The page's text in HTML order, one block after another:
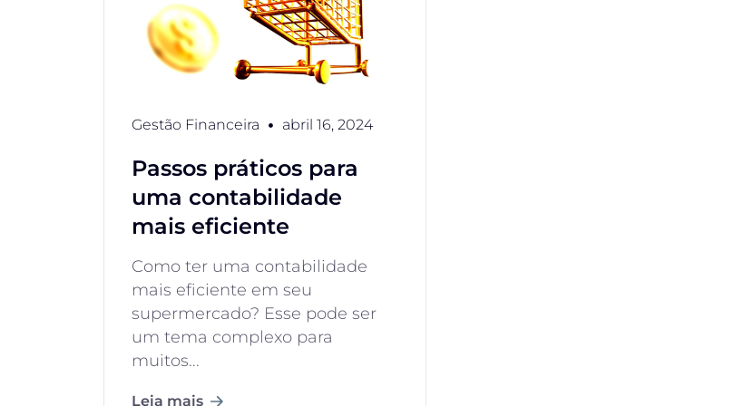
Gestão Financeira abril 16, 2024
Passos práticos para
uma contabilidade
mais eficiente
Como ter uma contabilidade
mais eficiente em seu
supermercado? Esse pode ser
um tema complexo para
muitos...
Leia mais